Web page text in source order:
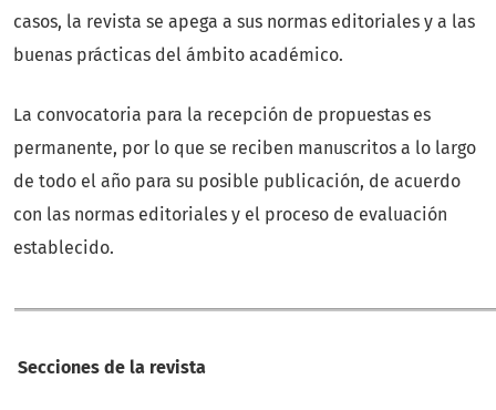
casos, la revista se apega a sus normas editoriales y a las
buenas prácticas del ámbito académico.
La convocatoria para la recepción de propuestas es
permanente, por lo que se reciben manuscritos a lo largo
de todo el año para su posible publicación, de acuerdo
con las normas editoriales y el proceso de evaluación
establecido.
Secciones de la revista